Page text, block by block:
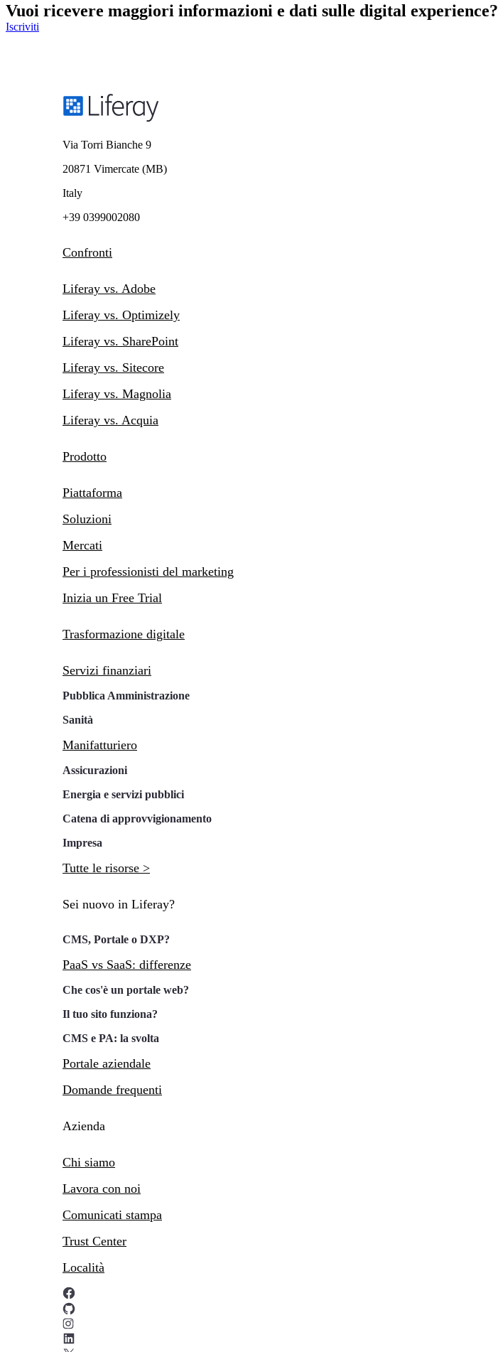
Vuoi ricevere maggiori informazioni e dati sulle digital experience?
Iscriviti
Via Torri Bianche 9
20871 Vimercate (MB)
Italy
+39 0399002080
Confronti
Liferay vs. Adobe
Liferay vs. Optimizely
Liferay vs. SharePoint
Liferay vs. Sitecore
Liferay vs. Magnolia
Liferay vs. Acquia
Prodotto
Piattaforma
Soluzioni
Mercati
Per i professionisti del marketing
Inizia un Free Trial
Trasformazione digitale
Servizi finanziari
Pubblica Amministrazione
Sanità
Manifatturiero
Assicurazioni
Energia e servizi pubblici
Catena di approvvigionamento
Impresa
Tutte le risorse >
Sei nuovo in Liferay?
CMS, Portale o DXP?
PaaS vs SaaS: differenze
Che cos'è un portale web?
Il tuo sito funziona?
CMS e PA: la svolta
Portale aziendale
Domande frequenti
Azienda
Chi siamo
Lavora con noi
Comunicati stampa
Trust Center
Località